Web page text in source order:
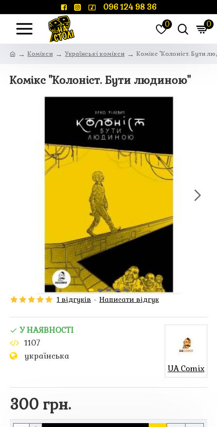
096 124 98 36
0 0
Комікси Українські комікси Комікс "Колоніст. Бути
Комікс "Колоніст. Бути людиною"
1 відгуків - Написати відгук
300 грн.
У НАЯВНОСТІ
1107
українська
UA Comix